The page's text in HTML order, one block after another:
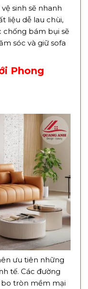
sinh sẽ nhanh
liệu dễ lau chùi,
chống bám bụi sẽ
sóc và giữ sofa
Phong
ưu tiên những
tế. Các đường
tròn mềm mại